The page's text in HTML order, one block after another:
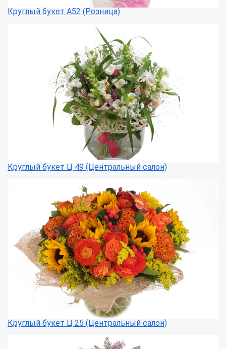
Круглый букет А52 (Розница)
Круглый букет Ц 49 (Центральный салон)
Круглый букет Ц 25 (Центральный салон)